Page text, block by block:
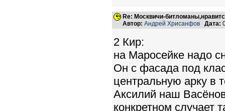
Re: Москвичи-
Автор: Андрей Хрисанфов Дата:
2 Кир:
на Маросейке надо
Он с фасада под
центральную арку в
Аксилий наш
конкретном случает